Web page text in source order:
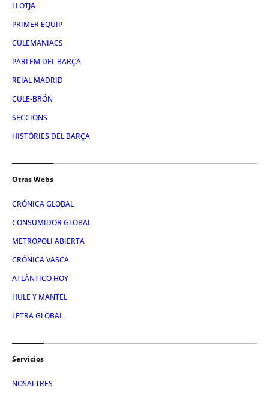
LLOTJA
PRIMER EQUIP
CULEMANIACS
PARLEM DEL BARÇA
REIAL MADRID
CULE-BRÓN
SECCIONS
HISTÒRIES DEL BARÇA
Otras Webs
CRÓNICA GLOBAL
CONSUMIDOR GLOBAL
METROPOLI ABIERTA
CRÓNICA VASCA
ATLÁNTICO HOY
HULE Y MANTEL
LETRA GLOBAL
Servicios
NOSALTRES